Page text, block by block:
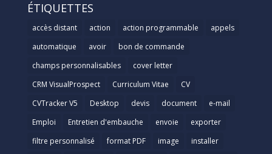
ÉTIQUETTES
accès distant action action programmable
appels
automatique
avoir
bon de commande
champs personnalisables
cover letter
CRM VisualProspect
Curriculum Vitae
CV
CVTracker V5
Desktop devis document
e-mail
Emploi
Entretien d'embauche envoie
exporter
filtre personnalisé
format PDF image
installer